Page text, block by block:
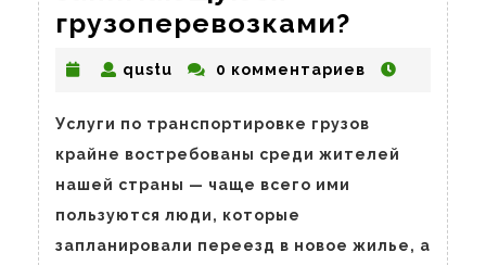
грузоперевозками?
выбрать
qustu qustu0 комментариев
Услуги по транспортировке грузов
крайне востребованы среди жителей
нашей страны — чаще всего ими
пользуются люди, которые
запланировали переезд в новое жилье, а